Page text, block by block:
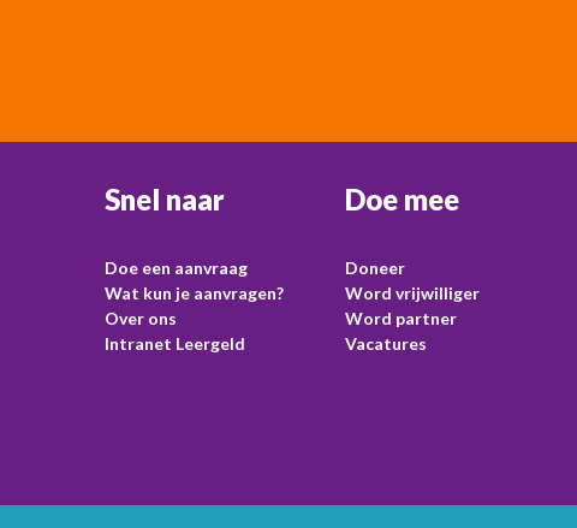
Snel naar
Doe een aanvraag
Wat kun je aanvragen?
Over ons
Intranet Leergeld
Doe mee
Doneer
Word vrijwilliger
Word partner
Vacatures